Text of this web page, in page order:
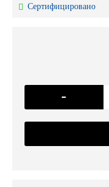
Сертифицировано
-